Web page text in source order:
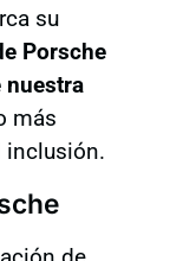
su
Porsche
nuestra
más
inclusión.